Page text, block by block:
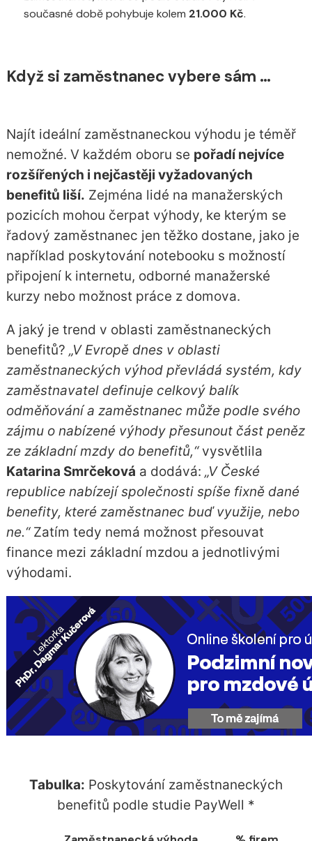
současné době pohybuje kolem 21.000 Kč.
Když si zaměstnanec vybere sám …
Najít ideální zaměstnaneckou výhodu je téměř
nemožné. V každém oboru se pořadí nejvíce
rozšířených i nejčastěji vyžadovaných
benefitů liší. Zejména lidé na manažerských
pozicích mohou čerpat výhody, ke kterým se
řadový zaměstnanec jen těžko dostane, jako je
například poskytování notebooku s možností
připojení k internetu, odborné manažerské
kurzy nebo možnost práce z domova.
A jaký je trend v oblasti zaměstnaneckých
benefitů? „V Evropě dnes v oblasti
zaměstnaneckých výhod převládá systém, kdy
zaměstnavatel definuje celkový balík
odměňování a zaměstnanec může podle svého
zájmu o nabízené výhody přesunout část peněz
ze základní mzdy do benefitů,“vysvětlila
Katarina Smrčeková a dodává: „V České
republice nabízejí společnosti spíše fixně dané
benefity, které zaměstnanec buď využije, nebo
ne.“ Zatím tedy nemá možnost přesouvat
finance mezi základní mzdou a jednotlivými
výhodami.
Tabulka: Poskytování zaměstnaneckých
benefitů podle studie PayWell *